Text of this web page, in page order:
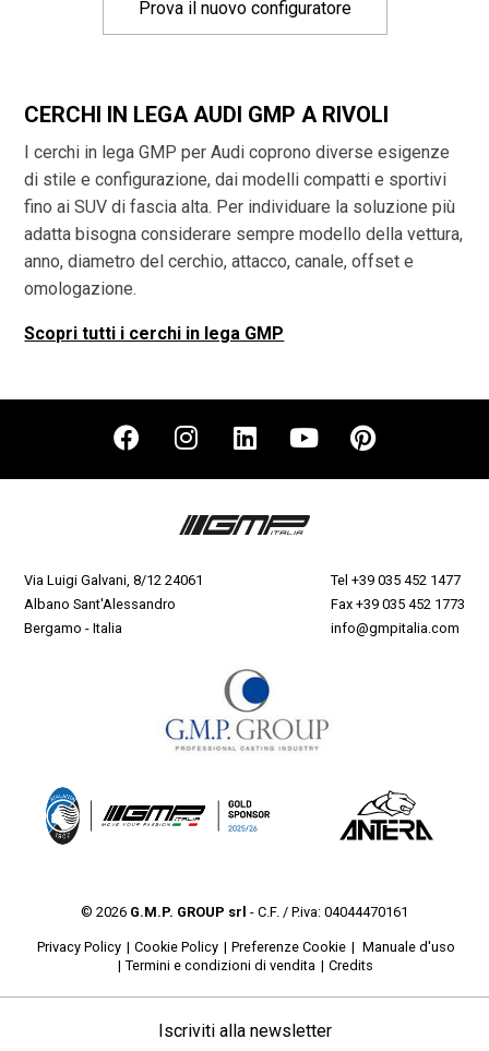
Prova il nuovo configuratore
CERCHI IN LEGA AUDI GMP A RIVOLI
I cerchi in lega GMP per Audi coprono diverse esigenze
di stile e configurazione, dai modelli compatti e sportivi
fino ai SUV di fascia alta. Per individuare la soluzione più
adatta bisogna considerare sempre modello della vettura,
anno, diametro del cerchio, attacco, canale, offset e
omologazione.
Scopri tutti i cerchi in lega GMP
Via Luigi Galvani, 8/12 24061
Albano Sant'Alessandro
Bergamo - Italia
Tel +39 035 452 1477
Fax +39 035 452 1773
info@gmpitalia.com
© 2026 G.M.P. GROUP srl - C.F. / P.iva: 04044470161
Privacy Policy Cookie Policy Preferenze Cookie
Manuale d'uso
Termini e condizioni di vendita
Credits
Iscriviti alla newsletter